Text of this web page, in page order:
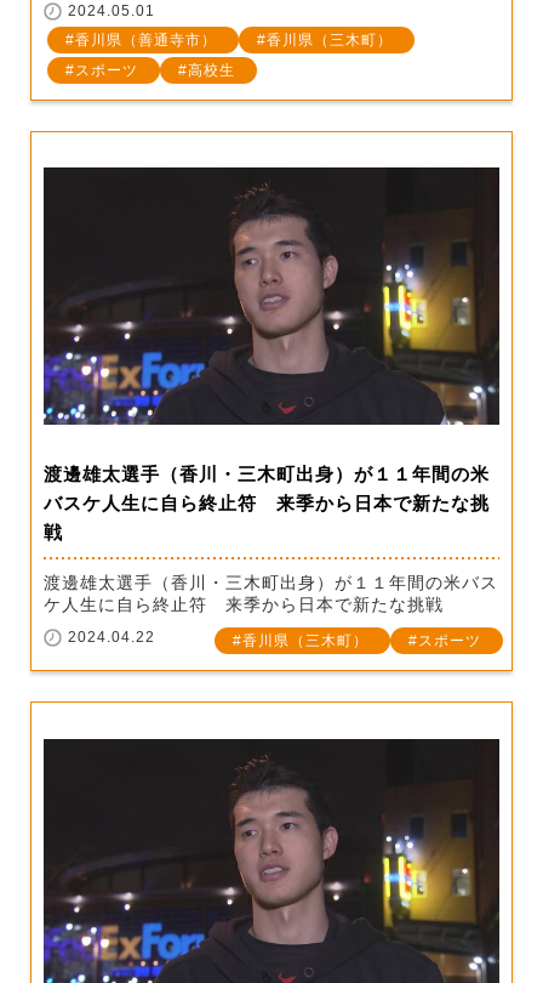
2024.05.01
香川県（善通寺市）
香川県（三木町）
スポーツ
高校生
渡邊雄太選手（香川・三木町出身）が１１年間の米
バスケ人生に自ら終止符 来季から日本で新たな挑
戦
渡邊雄太選手（香川・三木町出身）が１１年間の米バス
ケ人生に自ら終止符 来季から日本で新たな挑戦
2024.04.22 香川県（三木町） スポーツ